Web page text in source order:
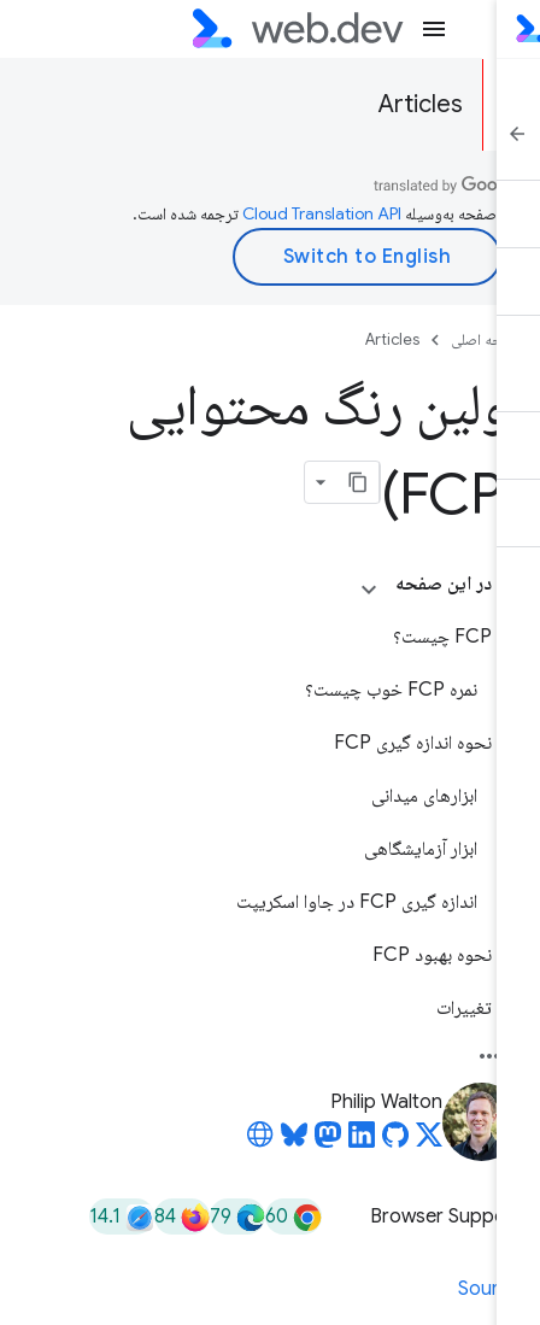
Articles
صفحه به‌وسیله ترجمه شده است.
اصلی Articles
رنگ محتوایی
در این صفحه
FCP چیست؟
نمره FCP خوب چیست؟
نحوه اندازه گیری FCP
ابزارهای میدانی
ابزار آزمایشگاهی
اندازه گیری FCP در جاوا اسکریپت
نحوه بهبود FCP
تغییرات
Philip Walton
Browser
60
79
84
14.1